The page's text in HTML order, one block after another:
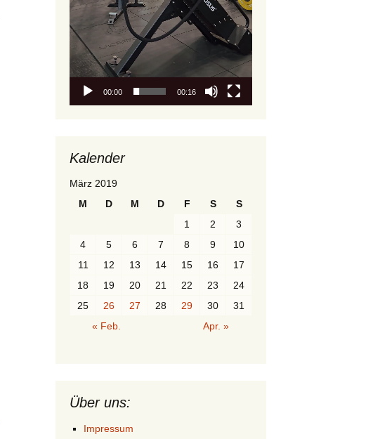
00:00 00:16
Kalender
März 2019
M
D M D F S
S
1
2
3
4
5 6 7 8 9
10
11
12 13 14 15 16
17
18
19 20 21 22 23
24
25
26 27 28 29 30
31
« Feb.
Apr. »
Über uns:
Impressum